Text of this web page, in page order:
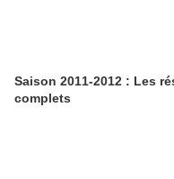
Saison 2011-2012 : Les
complets